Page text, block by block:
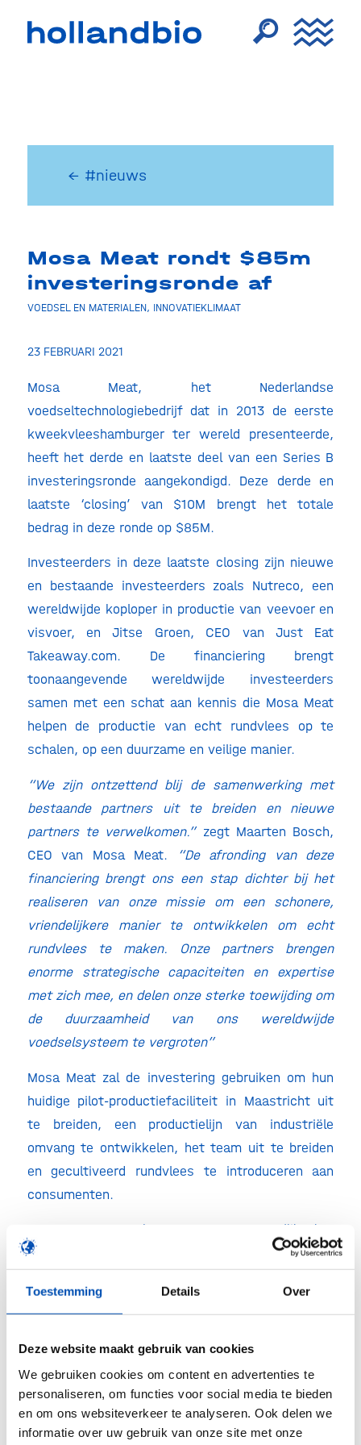
Toestemming Details Over
Deze website maakt gebruik van cookies
We gebruiken cookies om content en advertenties te
personaliseren, om functies voor social media te bieden
en om ons websiteverkeer te analyseren. Ook delen we
informatie over uw gebruik van onze site met onze
← #nieuws
Mosa Meat rondt $85m
investeringsronde af
VOEDSEL EN MATERIALEN, INNOVATIEKLIMAAT
23 FEBRUARI 2021
Mosa Meat, het Nederlandse
voedseltechnologiebedrijf dat in 2013 de eerste
kweekvleeshamburger ter wereld presenteerde,
heeft het derde en laatste deel van een Series B
investeringsronde aangekondigd. Deze derde en
laatste ‘closing’ van $10M brengt het totale
bedrag in deze ronde op $85M.
Investeerders in deze laatste closing zijn nieuwe
en bestaande investeerders zoals Nutreco, een
wereldwijde koploper in productie van veevoer en
visvoer, en Jitse Groen, CEO van Just Eat
Takeaway.com. De financiering brengt
toonaangevende wereldwijde investeerders
samen met een schat aan kennis die Mosa Meat
helpen de productie van echt rundvlees op te
schalen, op een duurzame en veilige manier.
“We zijn ontzettend blij de samenwerking met
bestaande partners uit te breiden en nieuwe
partners te verwelkomen.”zegt Maarten Bosch,
CEO van Mosa Meat.
“De afronding van deze
financiering brengt ons een stap dichter bij het
realiseren van onze missie om een schonere,
vriendelijkere manier te ontwikkelen om echt
rundvlees te maken. Onze partners brengen
enorme strategische capaciteiten en expertise
met zich mee, en delen onze sterke toewijding om
de duurzaamheid van ons wereldwijde
voedselsysteem te vergroten”
Mosa Meat zal de investering gebruiken om hun
huidige pilot-productiefaciliteit in Maastricht uit
te breiden, een productielijn van industriële
omvang te ontwikkelen, het team uit te breiden
en gecultiveerd rundvlees te introduceren aan
consumenten.
Nutreco CEO Rob Koremans zegt,
“Ik ben
verheugd dat Mosa Meat de volgende mijlpaal
van echt vlees. Nutreco investeert in haar missie
basis van traditionele en alternatieve
eiwitproductiemethoden. Onze samenwerking
met Mosa Meat is een belangrijk onderdeel van
onze strategie om te helpen voldoen aan de
groeiende vraag naar hoogwaardige eiwitten.”